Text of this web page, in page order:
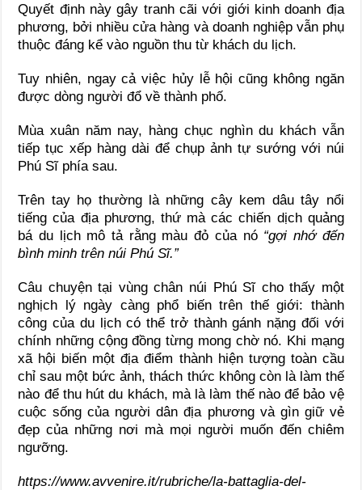
Quyết định này gây tranh cãi với giới kinh doanh địa
phương, bởi nhiều cửa hàng và doanh nghiệp vẫn phụ
thuộc đáng kể vào nguồn thu từ khách du lịch.
Tuy nhiên, ngay cả việc hủy lễ hội cũng không ngăn
được dòng người đổ về thành phố.
Mùa xuân năm nay, hàng chục nghìn du khách vẫn
tiếp tục xếp hàng dài để chụp ảnh tự sướng với núi
Phú Sĩ phía sau.
Trên tay họ thường là những cây kem dâu tây nổi
tiếng của địa phương, thứ mà các chiến dịch quảng
bá du lịch mô tả rằng màu đỏ của nó “gợi nhớ đến
bình minh trên núi Phú Sĩ.”
Câu chuyện tại vùng chân núi Phú Sĩ cho thấy một
nghịch lý ngày càng phổ biến trên thế giới: thành
công của du lịch có thể trở thành gánh nặng đối với
chính những cộng đồng từng mong chờ nó. Khi mạng
xã hội biến một địa điểm thành hiện tượng toàn cầu
chỉ sau một bức ảnh, thách thức không còn là làm thế
nào để thu hút du khách, mà là làm thế nào để bảo vệ
cuộc sống của người dân địa phương và gìn giữ vẻ
đẹp của những nơi mà mọi người muốn đến chiêm
ngưỡng.
https://www.avvenire.it/rubriche/la-battaglia-del-